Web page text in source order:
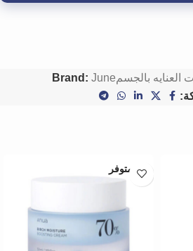
العنايه بالجسم Brand: June
غير متوفر